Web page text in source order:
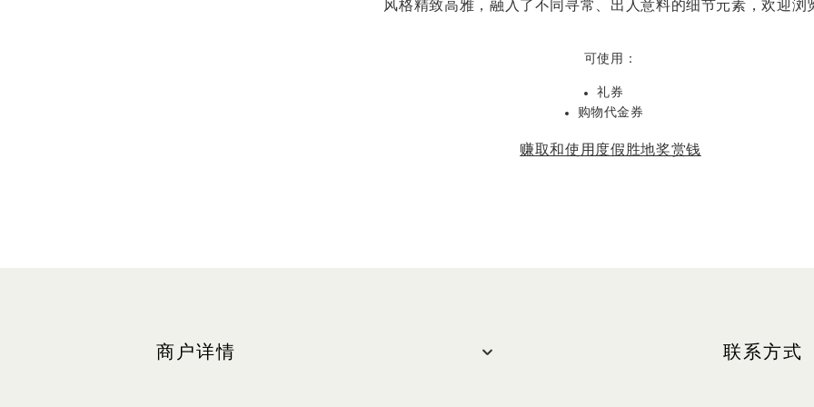
风格精致高雅，融入了不同寻常、出人意料的细节元素，欢迎浏
可使用：
礼券
购物代金券
赚取和使用度假胜地奖赏钱
商户详情 联系方式